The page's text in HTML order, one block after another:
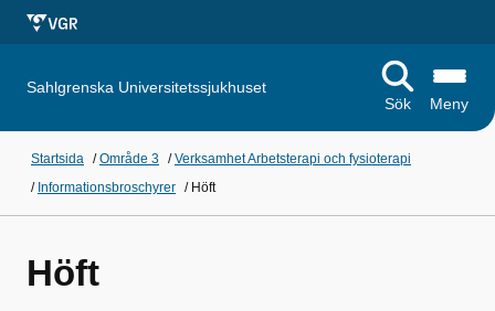
Sahlgrenska Universitetssjukhuset
Sök
Meny
Startsida /Område 3 /Verksamhet Arbetsterapi och fysioterapi
/ Informationsbroschyrer / Höft
Höft